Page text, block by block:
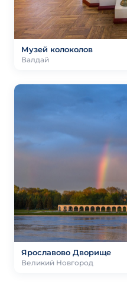
Музей колоколов
Валдай
Ярославово Дворище
Великий Новгород